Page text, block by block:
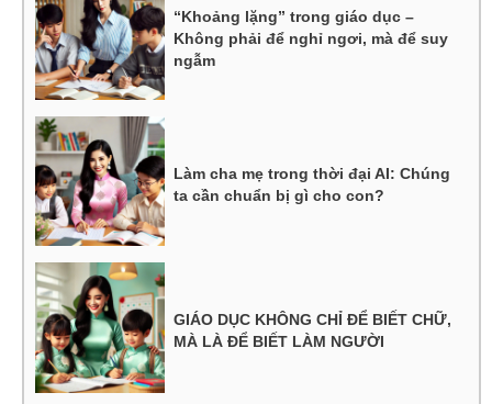
“Khoảng lặng” trong giáo dục –
Không phải để nghỉ ngơi, mà để suy
ngẫm
Làm cha mẹ trong thời đại AI: Chúng
ta cần chuẩn bị gì cho con?
GIÁO DỤC KHÔNG CHỈ ĐỂ BIẾT CHỮ,
MÀ LÀ ĐỂ BIẾT LÀM NGƯỜI